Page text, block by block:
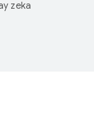
zeka